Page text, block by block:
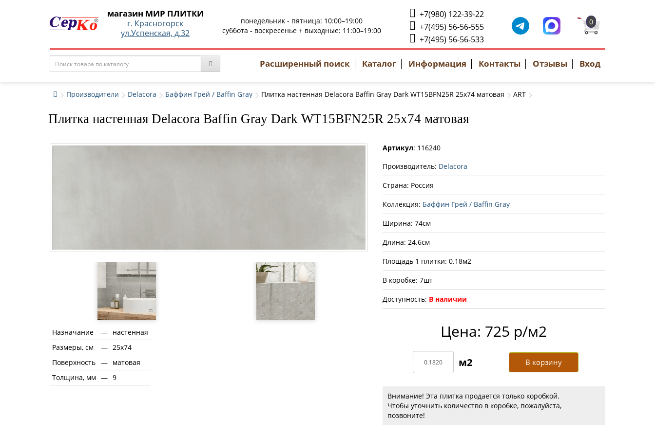
магазин МИР ПЛИТКИ
г. Красногорск
ул.Успенская, д.32
понедельник - пятница: 10:00–19:00
суббота - воскресенье + выходные: 11:00–19:00
+7(980) 122-39-22
+7(495) 56-56-555
+7(495) 56-56-533
0
Расширенный поиск Каталог Информация Контакты Отзывы Вход
Производители Delacora Баффин Грей / Baffin Gray Плитка настенная Delacora Baffin Gray Dark WT15BFN25R 25x74 матовая ART
Плитка настенная Delacora Baffin Gray Dark WT15BFN25R 25x74 матовая
Назначание — настенная
Размеры, см
— 25x74
Поверхность — матовая
Толщина, мм — 9
Артикул: 116240
Производитель: Delacora
Страна: Россия
Коллекция: Баффин Грей / Baffin Gray
Ширина: 74см
Длина: 24.6см
Площадь 1 плитки: 0.18м2
В коробке: 7шт
Доступность: В наличии
Цена: 725 р/м2
В корзину
Внимание! Эта плитка продается только коробкой.
Чтобы уточнить количество в коробке, пожалуйста,
позвоните!